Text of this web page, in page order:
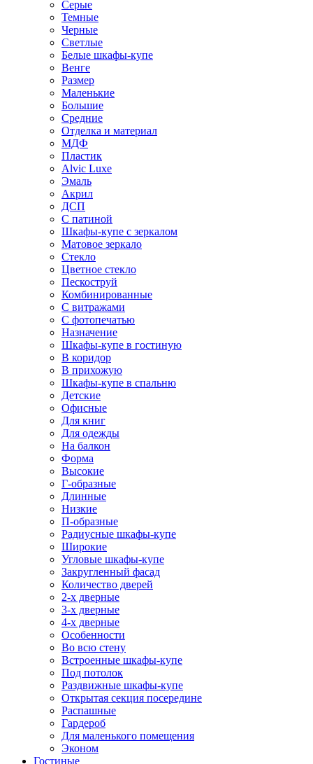
Серые
Темные
Черные
Светлые
Белые шкафы-купе
Венге
Размер
Маленькие
Большие
Средние
Отделка и материал
МДФ
Пластик
Alvic Luxe
Эмаль
Акрил
ДСП
С патиной
Шкафы-купе с зеркалом
Матовое зеркало
Стекло
Цветное стекло
Пескоструй
Комбинированные
С витражами
С фотопечатью
Назначение
Шкафы-купе в гостиную
В коридор
В прихожую
Шкафы-купе в спальню
Детские
Офисные
Для книг
Для одежды
На балкон
Форма
Высокие
Г-образные
Длинные
Низкие
П-образные
Радиусные шкафы-купе
Широкие
Угловые шкафы-купе
Закругленный фасад
Количество дверей
2-х дверные
3-х дверные
4-х дверные
Особенности
Во всю стену
Встроенные шкафы-купе
Под потолок
Раздвижные шкафы-купе
Открытая секция посередине
Распашные
Гардероб
Для маленького помещения
Эконом
Гостиные